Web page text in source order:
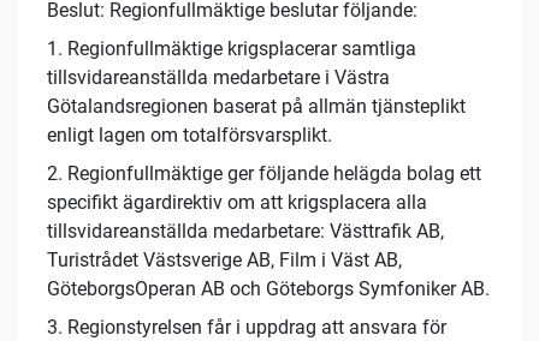
Beslut: Regionfullmäktige beslutar följande:
1. Regionfullmäktige krigsplacerar samtliga
tillsvidareanställda medarbetare i Västra
Götalandsregionen baserat på allmän tjänsteplikt
enligt lagen om totalförsvarsplikt.
2. Regionfullmäktige ger följande helägda bolag ett
specifikt ägardirektiv om att krigsplacera alla
tillsvidareanställda medarbetare: Västtrafik AB,
Turistrådet Västsverige AB, Film i Väst AB,
GöteborgsOperan AB och Göteborgs Symfoniker AB.
3. Regionstyrelsen får i uppdrag att ansvara för